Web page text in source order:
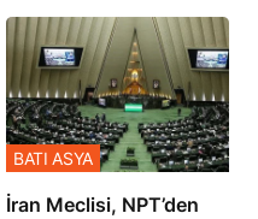
İran Meclisi, NPT’den
BATI ASYA